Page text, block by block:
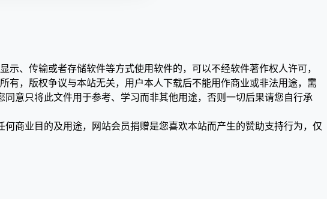
、传输或者存储软件等方式使用软件的，可以不经软件著作权人许可，
有，版权争议与本站无关，用户本人下载后不能用作商业或非法用途，需
意只将此文件用于参考、学习而非其他用途，否则一切后果请您自行承
商业目的及用途，网站会员捐赠是您喜欢本站而产生的赞助支持行为，仅